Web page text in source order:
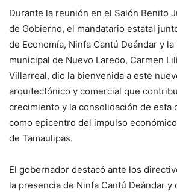
Durante la reunión en el Salón Benito
de Gobierno, el mandatario estatal
de Economía, Ninfa Cantú Deándar y
municipal de Nuevo Laredo, Carmen
Villarreal, dio la bienvenida a este
arquitectónico y comercial que
crecimiento y la consolidación de esta
como epicentro del impulso
de Tamaulipas.
El gobernador destacó ante los
la presencia de Ninfa Cantú Deándar y